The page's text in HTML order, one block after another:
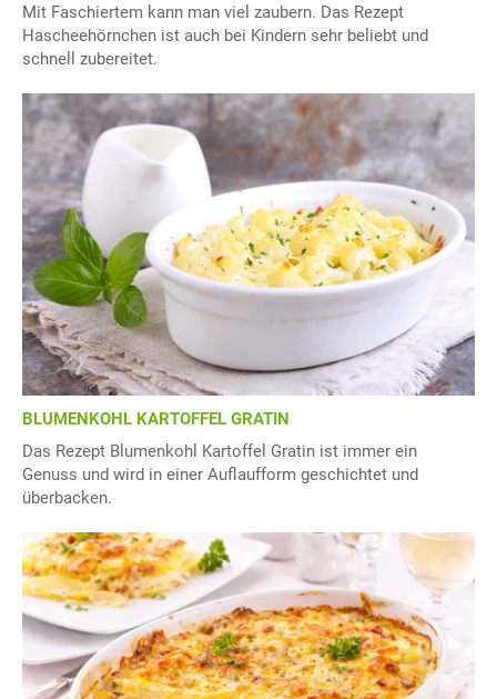
Mit Faschiertem kann man viel zaubern. Das Rezept
Hascheehörnchen ist auch bei Kindern sehr beliebt und
schnell zubereitet.
BLUMENKOHL KARTOFFEL GRATIN
Das Rezept Blumenkohl Kartoffel Gratin ist immer ein
Genuss und wird in einer Auflaufform geschichtet und
überbacken.